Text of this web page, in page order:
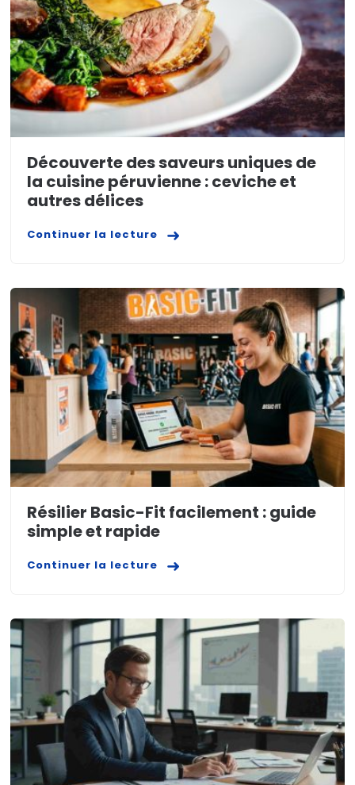
Découverte des saveurs uniques de
la cuisine péruvienne : ceviche et
autres délices
Continuer la lecture
Résilier Basic-Fit facilement : guide
simple et rapide
Continuer la lecture